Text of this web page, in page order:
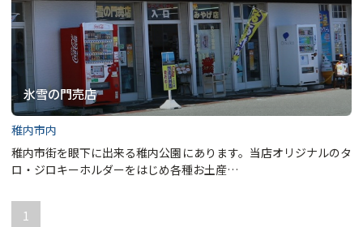
氷雪の門売店
稚内市内
稚内市街を眼下に出来る稚内公園にあります。当店オリジナルのタ
ロ・ジロキーホルダーをはじめ各種お土産…
1